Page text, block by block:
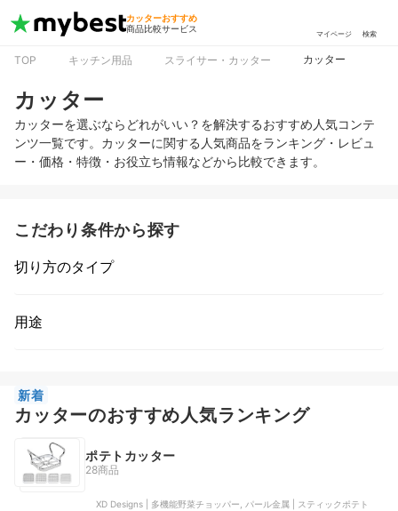
カッターおすすめ
商品比較サービス
マイページ 検索
TOP キッチン用品 スライサー・カッター カッター
カッター
カッターを選ぶならどれがいい？を解決するおすすめ人気コンテ
ンツ一覧です。カッターに関する人気商品をランキング・レビュ
ー・価格・特徴・お役立ち情報などから比較できます。
こだわり条件から探す
切り方のタイプ
用途
新着
カッターのおすすめ人気ランキング
ポテトカッター
28商品
XD Designs | 多機能野菜チョッパー, パール金属 | スティックポテト